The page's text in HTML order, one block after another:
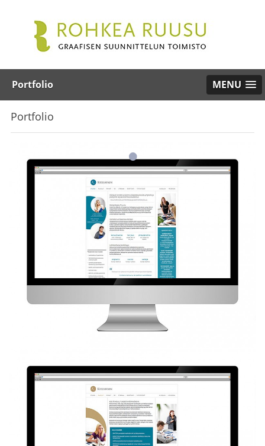
Portfolio MENU
Portfolio
•